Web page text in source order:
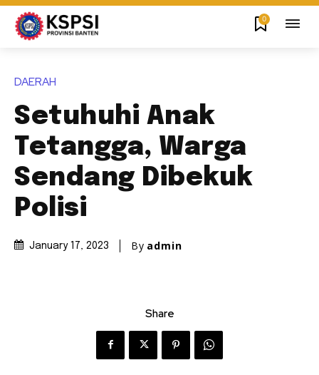
0
DAERAH
Setuhuhi Anak
Tetangga, Warga
Sendang Dibekuk
Polisi
January 17, 2023 By admin
Share